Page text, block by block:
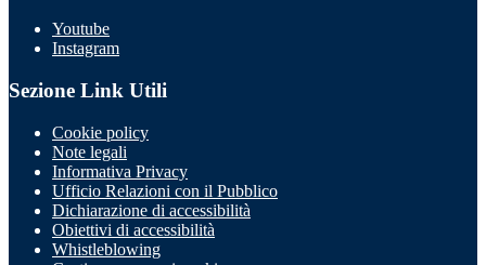
Youtube
Instagram
Sezione Link Utili
Cookie policy
Note legali
Informativa Privacy
Ufficio Relazioni con il Pubblico
Dichiarazione di accessibilità
Obiettivi di accessibilità
Whistleblowing